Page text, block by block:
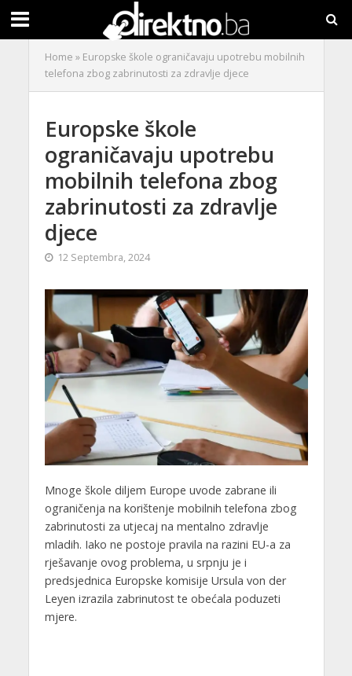
Home » Europske škole ograničavaju upotrebu mobilnih
telefona zbog zabrinutosti za zdravlje djece
Europske škole
ograničavaju upotrebu
mobilnih telefona zbog
zabrinutosti za zdravlje
djece
12 Septembra, 2024
Mnoge škole diljem Europe uvode zabrane ili
ograničenja na korištenje mobilnih telefona zbog
zabrinutosti za utjecaj na mentalno zdravlje
mladih. Iako ne postoje pravila na razini EU-a za
rješavanje ovog problema, u srpnju je i
predsjednica Europske komisije Ursula von der
Leyen izrazila zabrinutost te obećala poduzeti
mjere.